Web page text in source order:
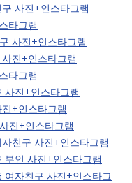
사진+인스타그램
타그램
사진+인스타그램
진+인스타그램
타그램
사진+인스타그램
+인스타그램
진+인스타그램
친구 사진+인스타그램
부인 사진+인스타그램
여자친구 사진+인스타그